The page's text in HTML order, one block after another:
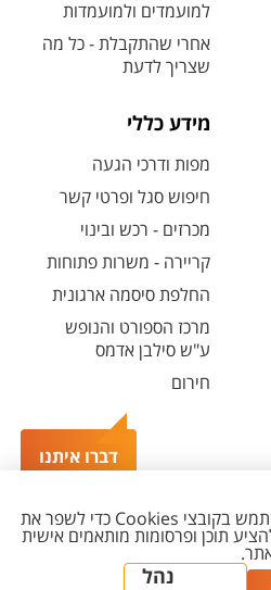
דברו איתנו
למועמדים ולמועמדות
אחרי שהתקבלת - כל מה
שצריך לדעת
מידע כללי
מפות ודרכי הגעה
חיפוש סגל ופרטי קשר
מכרזים - רכש ובינוי
קריירה - משרות פתוחות
החלפת סיסמה ארגונית
מרכז הספורט והנופש
ע"ש סילבן אדמס
חירום